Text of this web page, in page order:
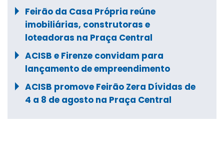
Feirão da Casa Própria reúne
imobiliárias, construtoras e
loteadoras na Praça Central
ACISB e Firenze convidam para
lançamento de empreendimento
ACISB promove Feirão Zera Dívidas de
4 a 8 de agosto na Praça Central